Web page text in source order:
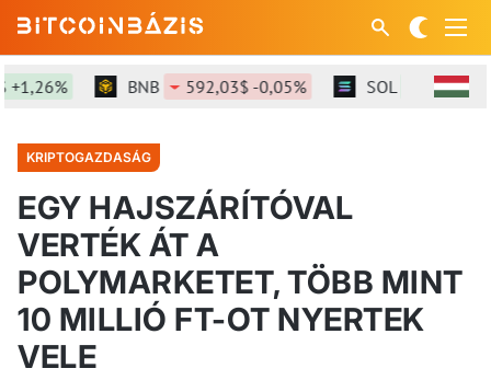
BNB 592,03$ -0,05% SOL 74,12$
KRIPTOGAZDASÁG
EGY HAJSZÁRÍTÓVAL
VERTÉK ÁT A
POLYMARKETET, TÖBB MINT
10 MILLIÓ FT-OT NYERTEK
VELE